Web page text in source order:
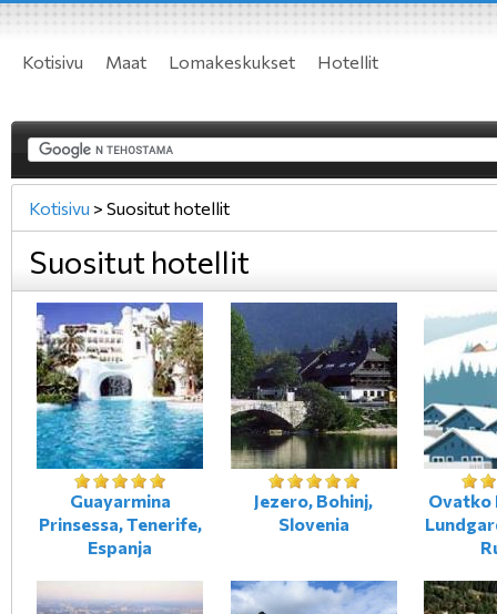
Kotisivu Maat Lomakeskukset Hotellit
Kotisivu > Suositut hotellit
Suositut hotellit
Guayarmina
Prinsessa, Tenerife,
Espanja
Jezero, Bohinj,
Slovenia
Ovatko